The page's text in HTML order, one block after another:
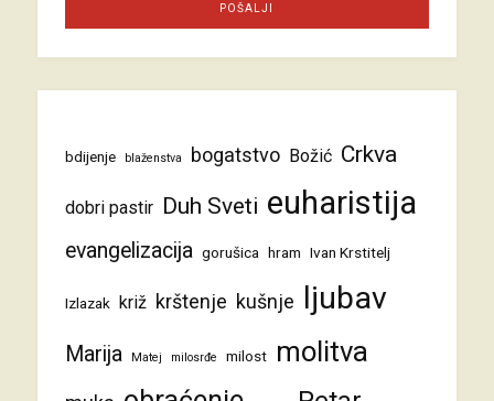
bdijenje blaženstva bogatstvo Božić Crkva
dobri pastir Duh Sveti euharistija
evangelizacija gorušica hram Ivan Krstitelj
Izlazak križ krštenje kušnje ljubav
Marija Matej milosrđe milost molitva